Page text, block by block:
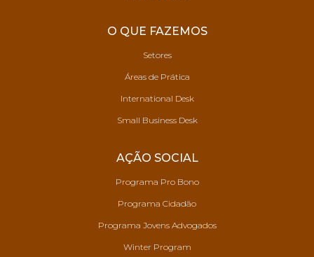
O QUE FAZEMOS
Setores
Áreas de Prática
International Desk
Small Business Desk
AÇÃO SOCIAL
Programa Pro Bono
Programa Cidadão
Programa Jovens Advogados
Winter Program